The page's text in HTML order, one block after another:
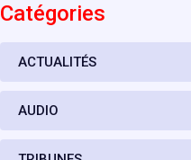
Catégories
ACTUALITÉS
AUDIO